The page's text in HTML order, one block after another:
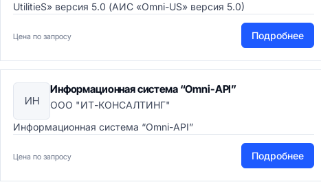
UtilitieS» версия 5.0 (АИС «Omni-US» версия 5.0)
Цена по запросу Подробнее
ИН
Информационная система “Omni-API”
ООО "ИТ-КОНСАЛТИНГ"
Информационная система “Omni-API”
Цена по запросу Подробнее